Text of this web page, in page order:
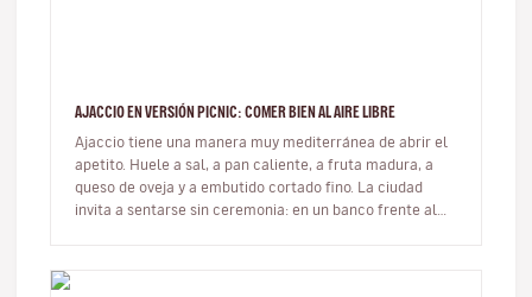
AJACCIO EN VERSIÓN PICNIC: COMER BIEN AL AIRE LIBRE
Ajaccio tiene una manera muy mediterránea de abrir el
apetito. Huele a sal, a pan caliente, a fruta madura, a
queso de oveja y a embutido cortado fino. La ciudad
invita a sentarse sin ceremonia: en un banco frente al